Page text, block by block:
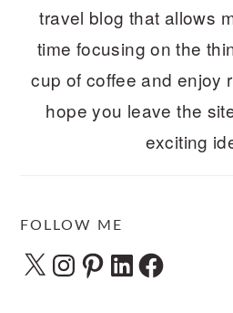
travel blog that allows
time focusing on the
cup of coffee and enjoy
hope you leave the
exciting
FOLLOW ME
X Instagram
Pinterest
LinkedInFacebook